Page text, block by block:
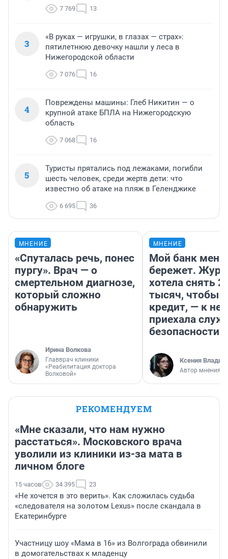
7 769 13
3
«В руках — игрушки, в глазах — страх»:
пятилетнюю девочку нашли у леса в
Нижегородской области
7 076 16
4
Повреждены машины: Глеб Никитин — о
крупной атаке БПЛА на Нижегородскую
область
7 068 16
5
Туристы прятались под лежаками, погибли
шесть человек, среди жертв дети: что
известно об атаке на пляж в Геленджике
6 695 36
МНЕНИЕ
«Спуталась речь, понес
пургу». Врач — о
смертельном диагнозе,
который сложно
обнаружить
Ирина Волкова
Главврач клиники
«Реабилитация доктора
Волковой»
МНЕНИЕ
Мой банк меня
бережет.
хотела снять
тысяч, чтобы
кредит, — к
приехала
безопасности
Ксения
Автор мнения
РЕКОМЕНДУЕМ
«Мне сказали, что нам нужно
расстаться». Московского врача
уволили из клиники из-за мата в
личном блоге
15 часов 34 395 23
«Не хочется в это верить». Как сложилась судьба
«следователя на золотом Lexus» после скандала в
Екатеринбурге
Участницу шоу «Мама в 16» из Волгограда обвинили
в домогательствах к младенцу